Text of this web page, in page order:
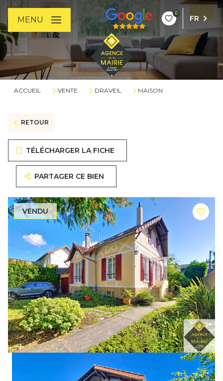
0
FR
MENU
ACCUEIL VENTE DRAVEIL MAISON
RETOUR
TÉLÉCHARGER LA FICHE
PARTAGER CE BIEN
VENDU